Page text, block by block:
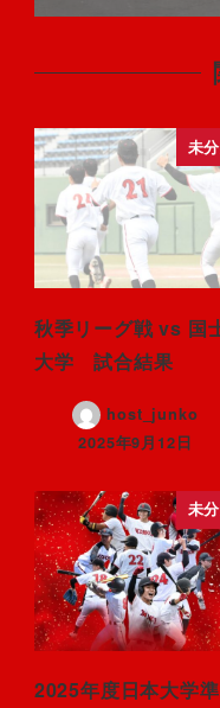
未
秋季リーグ戦 vs 国
大学 試合結果
host_junko
2025年9月12日
未
2025年度日本大学